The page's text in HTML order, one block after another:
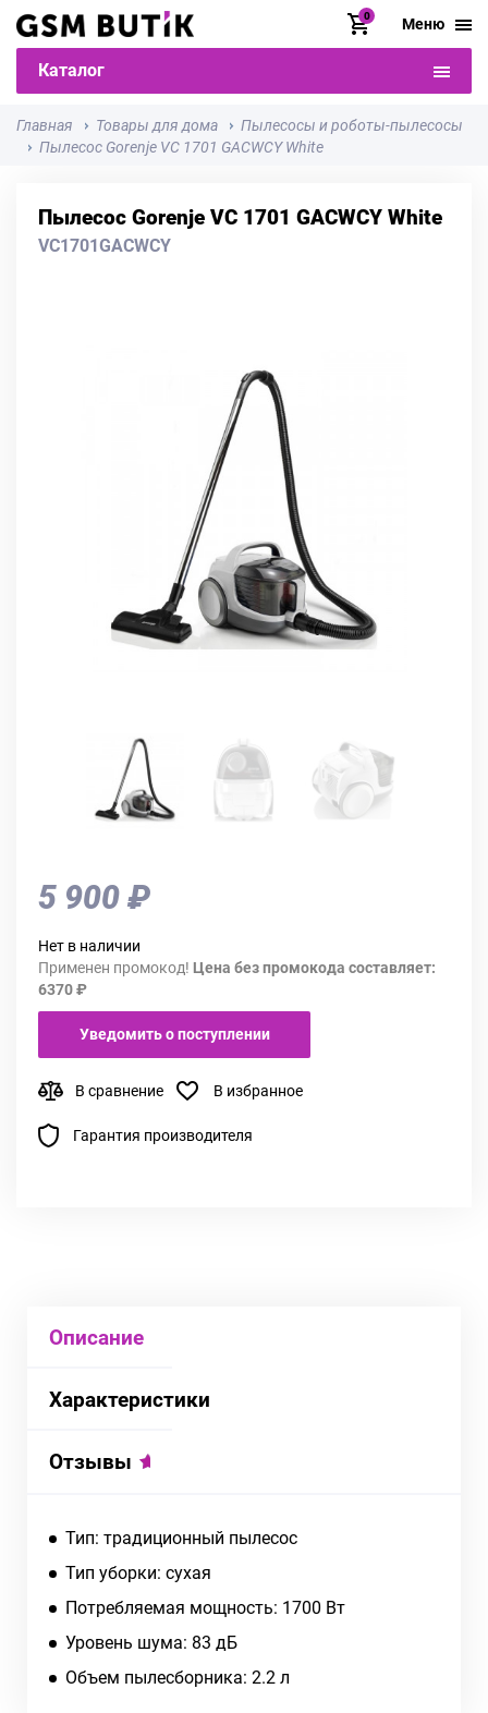
0 Меню
Каталог
Главная Товары для дома
Пылесосы и роботы-пылесосы
Пылесос Gorenje VC 1701 GACWCY White
Пылесос Gorenje VC 1701 GACWCY White
VC1701GACWCY
5 900 ₽
Нет в наличии
Применен промокод! Цена без промокода составляет:
6370 ₽
Уведомить о поступлении
В сравнение В избранное
Гарантия производителя
Описание
Характеристики
Отзывы
Тип: традиционный пылесос
Тип уборки: сухая
Потребляемая мощность: 1700 Вт
Уровень шума: 83 дБ
Объем пылесборника: 2.2 л